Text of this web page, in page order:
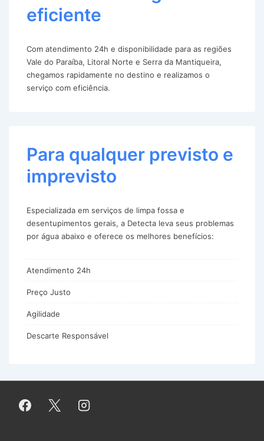
eficiente
Com atendimento 24h e disponibilidade para as regiões
Vale do Paraíba, Litoral Norte e Serra da Mantiqueira,
chegamos rapidamente no destino e realizamos o
serviço com eficiência.
Para qualquer previsto e
imprevisto
Especializada em serviços de limpa fossa e
desentupimentos gerais, a Detecta leva seus problemas
por água abaixo e oferece os melhores benefícios:
Atendimento 24h
Preço Justo
Agilidade
Descarte Responsável